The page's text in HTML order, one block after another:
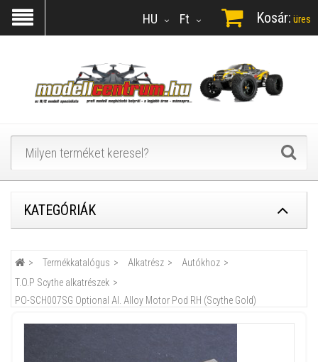
Ft
HU Kosár: üres
KATEGÓRIÁK
Termékkatalógus Alkatrész
Autókhoz
T.O.P Scythe alkatrészek
PO-SCH007SG Optional Al. Alloy Motor Pod RH (Scythe Gold)